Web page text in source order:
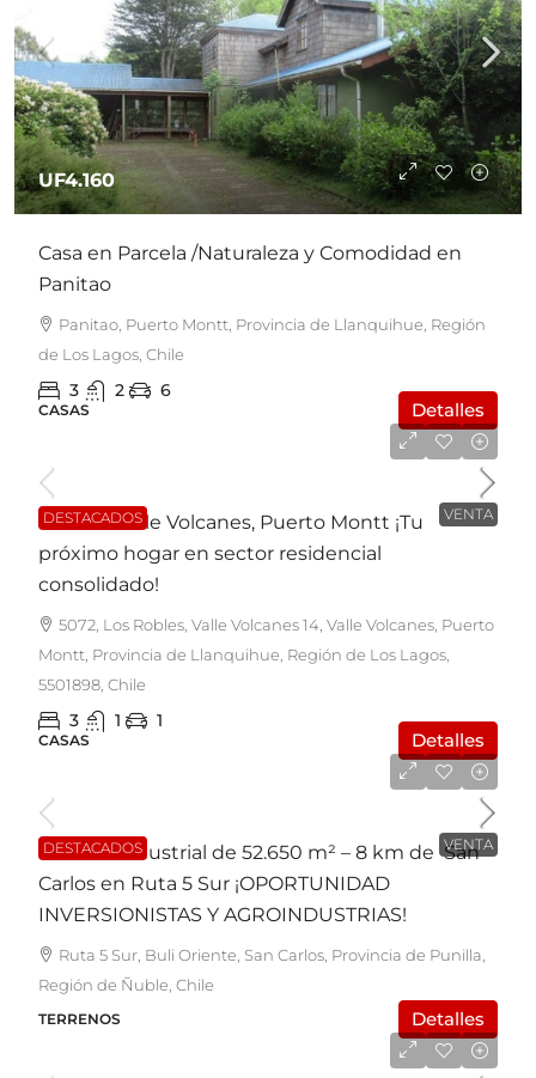
UF4.160
Casa en Parcela /Naturaleza y Comodidad en
Panitao
Panitao, Puerto Montt, Provincia de Llanquihue, Región
de Los Lagos, Chile
3 2 6
CASAS Detalles
DESTACADOS VENTA
Casa en Valle Volcanes, Puerto Montt ¡Tu
próximo hogar en sector residencial
consolidado!
5072, Los Robles, Valle Volcanes 14, Valle Volcanes, Puerto
Montt, Provincia de Llanquihue, Región de Los Lagos,
5501898, Chile
3 1 1
CASAS Detalles
DESTACADOS VENTA
Terreno Industrial de 52.650 m² – 8 km de San
Carlos en Ruta 5 Sur ¡OPORTUNIDAD
INVERSIONISTAS Y AGROINDUSTRIAS!
Ruta 5 Sur, Buli Oriente, San Carlos, Provincia de Punilla,
Región de Ñuble, Chile
TERRENOS Detalles